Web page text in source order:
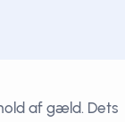
af gæld. Dets